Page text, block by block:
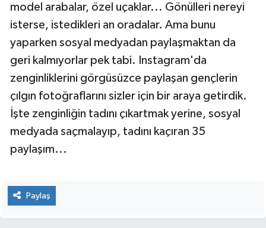
model arabalar, özel uçaklar... Gönülleri nereyi
isterse, istedikleri an oradalar. Ama bunu
yaparken sosyal medyadan paylaşmaktan da
geri kalmıyorlar pek tabi. Instagram'da
zenginliklerini görgüsüzce paylaşan gençlerin
çılgın fotoğraflarını sizler için bir araya getirdik.
İşte zenginliğin tadını çıkartmak yerine, sosyal
medyada saçmalayıp, tadını kaçıran 35
paylaşım...
Paylaş